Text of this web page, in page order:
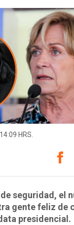
HRS.
seguridad, el
gente feliz de
presidencial.